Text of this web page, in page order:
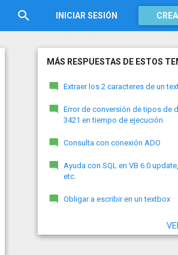
INICIAR SESIÓN
MÁS RESPUESTAS DE ESTOS
Extraer los 2 caracteres de un
Error de conversión de tipos de
3421 en tiempo de ejecución
Consulta con conexión ADO
Ayuda con SQL en VB 6.0
etc.
Obligar a escribir en un textbox